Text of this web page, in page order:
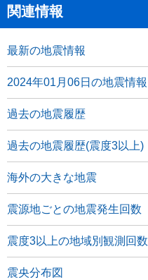
関連情報
最新の地震情報
2024年01月06日の地震情報
過去の地震履歴
過去の地震履歴(震度3以上)
海外の大きな地震
震源地ごとの地震発生回数
震度3以上の地域別観測回数
震央分布図